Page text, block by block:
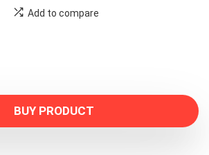
Add to compare
BUY PRODUCT